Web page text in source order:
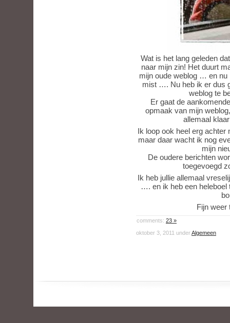
Wat is het lang geleden
naar mijn zin! Het duurt
mijn oude weblog … en nu
mist …. Nu heb ik er dus
weblog te
Er gaat de
opmaak van mijn
allemaal
Ik loop ook heel erg achter
maar daar wacht ik nog
mijn
De oudere berichten
toegevoegd
Ik heb jullie allemaal
…. en ik heb een heleboel
Fijn weer
comments: 23 »
oktober 3, 2011 underAlgemeen